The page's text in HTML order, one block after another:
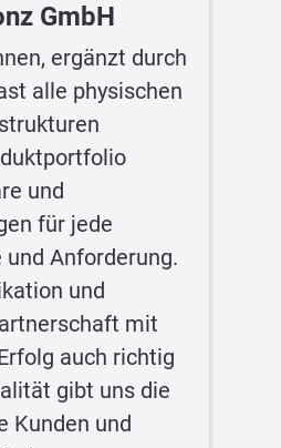
GmbH
ergänzt durch
alle physischen
und
für jede
Anforderung.
und
mit
auch richtig
gibt uns die
Kunden und